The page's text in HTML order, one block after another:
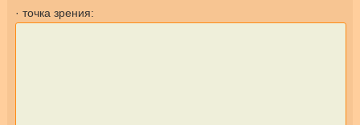
· точка зрения: